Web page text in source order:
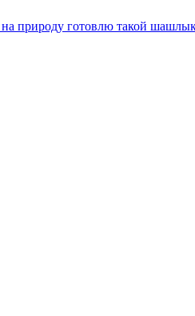
природу готовлю такой